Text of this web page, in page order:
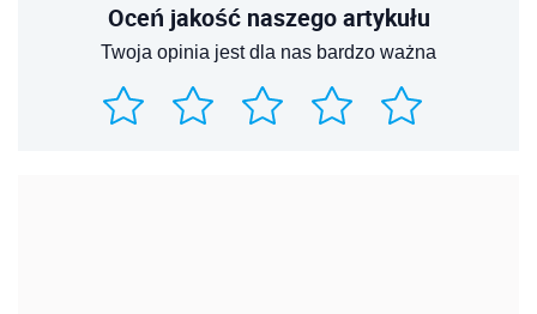
Oceń jakość naszego artykułu
Twoja opinia jest dla nas bardzo ważna